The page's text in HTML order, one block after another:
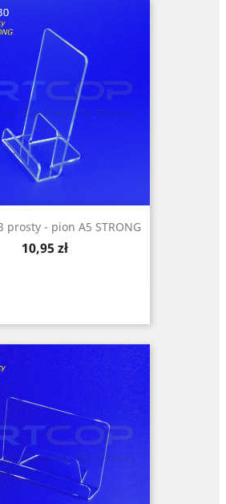
prosty - pion A5 STRONG
Cena
10,95 zł